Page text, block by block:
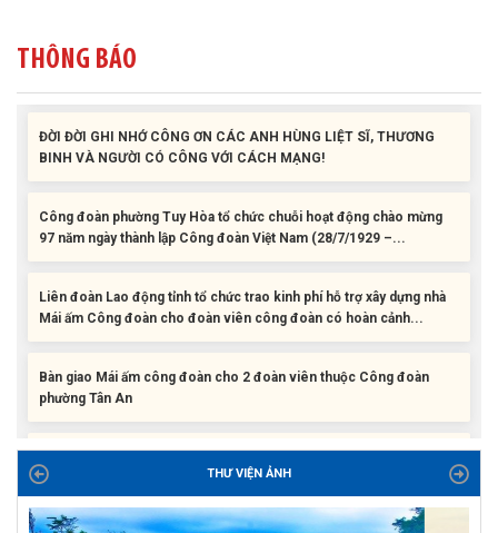
THÔNG BÁO
cho con đoàn viên, người lao động khó khăn trước khai...
BINH VÀ NGƯỜI CÓ CÔNG VỚI CÁCH MẠNG!
Công đoàn phường Tuy Hòa tổ chức chuỗi hoạt động chào mừng
97 năm ngày thành lập Công đoàn Việt Nam (28/7/1929 –...
Liên đoàn Lao động tỉnh tổ chức trao kinh phí hỗ trợ xây dựng nhà
Mái ấm Công đoàn cho đoàn viên công đoàn có hoàn cảnh...
Bàn giao Mái ấm công đoàn cho 2 đoàn viên thuộc Công đoàn
phường Tân An
Liên đoàn Lao động tỉnh trao tặng 100 bộ bút chấm đọc tiếng Anh
cho con đoàn viên, người lao động khó khăn trước khai...
ĐỜI ĐỜI GHI NHỚ CÔNG ƠN CÁC ANH HÙNG LIỆT SĨ, THƯƠNG
BINH VÀ NGƯỜI CÓ CÔNG VỚI CÁCH MẠNG!
THƯ VIỆN ẢNH